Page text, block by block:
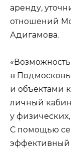
аренду,
отношений
Адигамова.
в
и объектами
личный
у
С помощью
эффективный